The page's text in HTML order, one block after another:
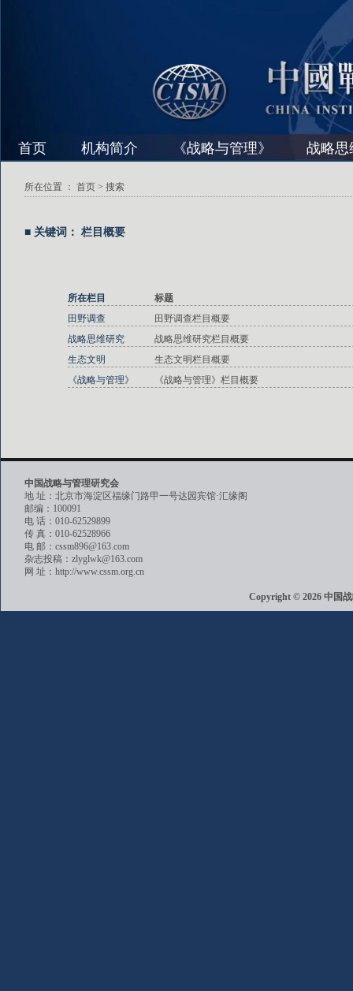
首页 机构简介 《战略与管理》 战略思
所在位置 ： 首页 > 搜索
■ 关键词： 栏目概要
所在栏目
标题
田野调查
田野调查栏目概要
战略思维研究
战略思维研究栏目概要
生态文明
生态文明栏目概要
《战略与管理》
《战略与管理》栏目概要
中国战略与管理研究会
地 址：北京市海淀区福缘门路甲一号达园宾馆·汇缘阁
邮编：100091
电 话：010-62529899
传 真：010-62528966
电 邮：cssm896@163.com
杂志投稿：zlyglwk@163.com
网 址：http://www.cssm.org.cn
Copyright © 2026 中国